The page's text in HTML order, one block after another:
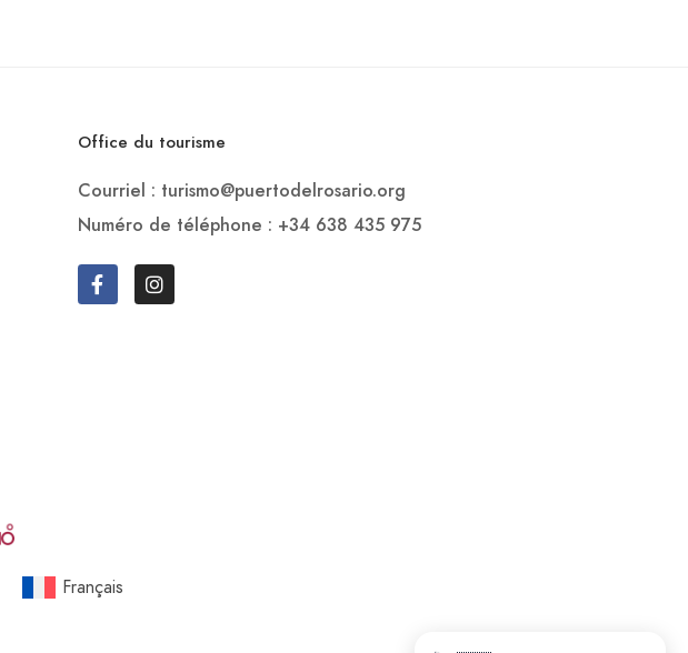
Office du tourisme
Courriel : turismo@puertodelrosario.org
Numéro de téléphone : +34 638 435 975
Français